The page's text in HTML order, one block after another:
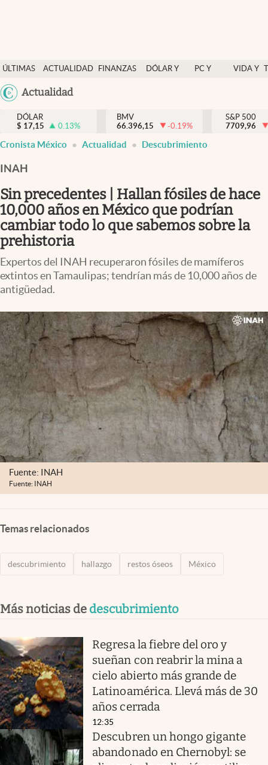
ÚLTIMAS
NOTICIAS
ACTUALIDAD
FINANZAS
DÓLAR Y
PC Y
VIDA Y
México
Actualidad
Actualidad
Finanzas y economía
Dólar y mercados
Pc y celular
Vida y estilo
Tv
Clima
Espiritualidad
Mediakit
abre en nueva pestaña
México
DÓLAR
$ 17,15 0.13%
BMV
66.396,15
-0.19%
S&P 500
7709,96
Cronista México Actualidad Descubrimiento
INAH
Sin precedentes | Hallan fósiles de hace
10,000 años en México que podrían
cambiar todo lo que sabemos sobre la
prehistoria
Expertos del INAH recuperaron fósiles de mamíferos
extintos en Tamaulipas; tendrían más de 10,000 años de
antigüedad.
Fuente: INAH
Fuente: INAH
Temas relacionados
descubrimiento hallazgo restos óseos México
Más noticias de descubrimiento
Regresa la fiebre del oro y
sueñan con reabrir la mina a
cielo abierto más grande de
Latinoamérica. Llevá más de 30
años cerrada
12:35
Descubren un hongo gigante
abandonado en Chernobyl: se